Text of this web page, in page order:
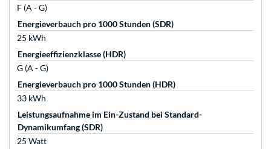
F (A - G)
Energieverbauch pro 1000 Stunden (SDR)
25 kWh
Energieeffizienzklasse (HDR)
G (A - G)
Energieverbauch pro 1000 Stunden (HDR)
33 kWh
Leistungsaufnahme im Ein-Zustand bei Standard-
Dynamikumfang (SDR)
25 Watt